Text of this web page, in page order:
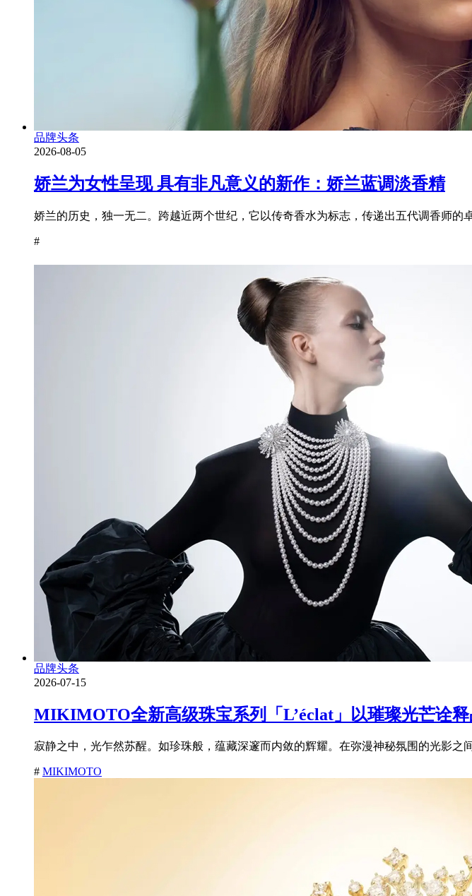
品牌头条
2026-08-05
娇兰为女性呈现 具有非凡意义的新作：娇兰蓝调淡香精
娇兰的历史，独一无二。跨越近两个世纪，它以传奇香水为标志，传递出五代调香师的
#
品牌头条
2026-07-15
MIKIMOTO全新高级珠宝系列「L’éclat」以璀璨光芒诠
寂静之中，光乍然苏醒。如珍珠般，蕴藏深邃而内敛的辉耀。在弥漫神秘氛围的光影之
# MIKIMOTO